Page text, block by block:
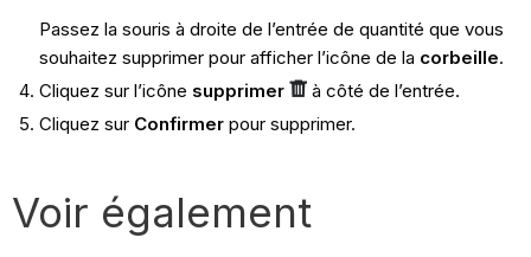
Passez la souris à droite de l’entrée de quantité que vous
souhaitez supprimer pour afficher l’icône de la corbeille.
Cliquez sur l’icône supprimer
à côté de l’entrée.
Cliquez sur Confirmerpour supprimer.
Voir également